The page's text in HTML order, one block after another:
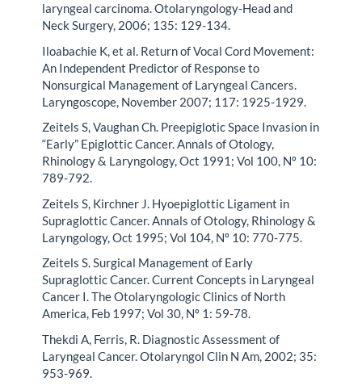
laryngeal carcinoma. Otolaryngology-Head and
Neck Surgery, 2006; 135: 129-134.
Iloabachie K, et al. Return of Vocal Cord Movement:
An Independent Predictor of Response to
Nonsurgical Management of Laryngeal Cancers.
Laryngoscope, November 2007; 117: 1925-1929.
Zeitels S, Vaughan Ch. Preepiglotic Space Invasion in
“Early” Epiglottic Cancer. Annals of Otology,
Rhinology & Laryngology, Oct 1991; Vol 100, Nº 10:
789-792.
Zeitels S, Kirchner J. Hyoepiglottic Ligament in
Supraglottic Cancer. Annals of Otology, Rhinology &
Laryngology, Oct 1995; Vol 104, Nº 10: 770-775.
Zeitels S. Surgical Management of Early
Supraglottic Cancer. Current Concepts in Laryngeal
Cancer I. The Otolaryngologic Clinics of North
America, Feb 1997; Vol 30, Nº 1: 59-78.
Thekdi A, Ferris, R. Diagnostic Assessment of
Laryngeal Cancer. Otolaryngol Clin N Am, 2002; 35:
953-969.